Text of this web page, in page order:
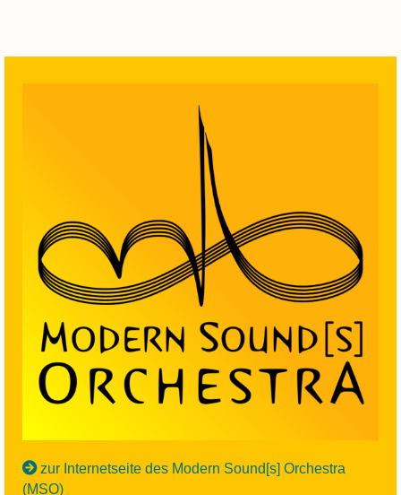
zur Internetseite des Modern Sound[s] Orchestra
(MSO)